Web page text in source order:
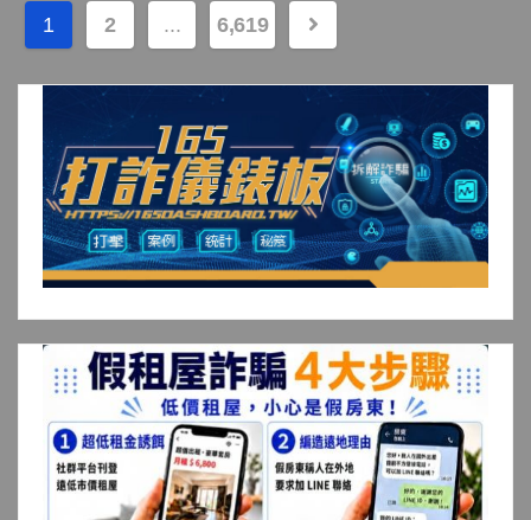
文
章
頁
1 2 ... 6,619